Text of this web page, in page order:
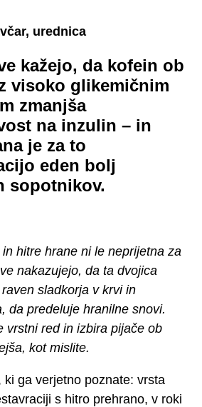
urednica
kažejo, da kofein ob
visoko glikemičnim
zmanjša
na inzulin – in
je za to
eden bolj
sopotnikov.
hitre hrane ni le neprijetna za
nakazujejo, da ta dvojica
sladkorja v krvi in
da predeluje hranilne snovi.
vrstni red in izbira pijače ob
kot mislite.
ki ga verjetno poznate: vrsta
s hitro prehrano, v roki